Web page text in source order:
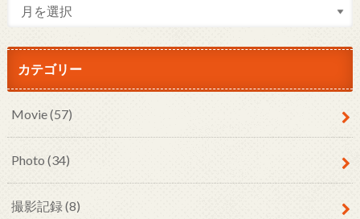
カテゴリー
Movie(57)
Photo (34)
撮影記録(8)